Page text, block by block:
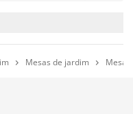
 Mesas de jardim 